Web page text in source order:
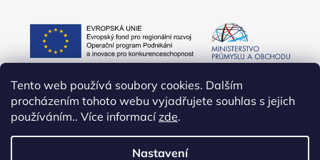
Tento web používá soubory cookies. Dalším
procházením tohoto webu vyjadřujete souhlas s jejich
používáním.. Více informacízde.
Nastavení